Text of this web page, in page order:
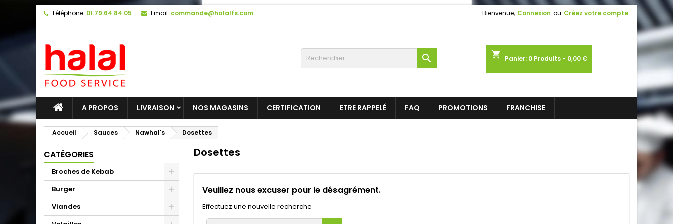
Téléphone: 01.79.64.84.05 Email: commande@halalfs.com Bienvenue, Connexion ou Créez votre compte
shopping_cart Panier: 0 Produits - 0,00 €

A PROPOS LIVRAISON NOS MAGASINS CERTIFICATION ETRE RAPPELÉ FAQ PROMOTIONS FRANCHISE
Accueil Sauces Nawhal's Dosettes
CATÉGORIES
Broches de Kebab
Burger
Viandes
Dosettes
Veuillez nous excuser pour le désagrément.
Effectuez une nouvelle recherche